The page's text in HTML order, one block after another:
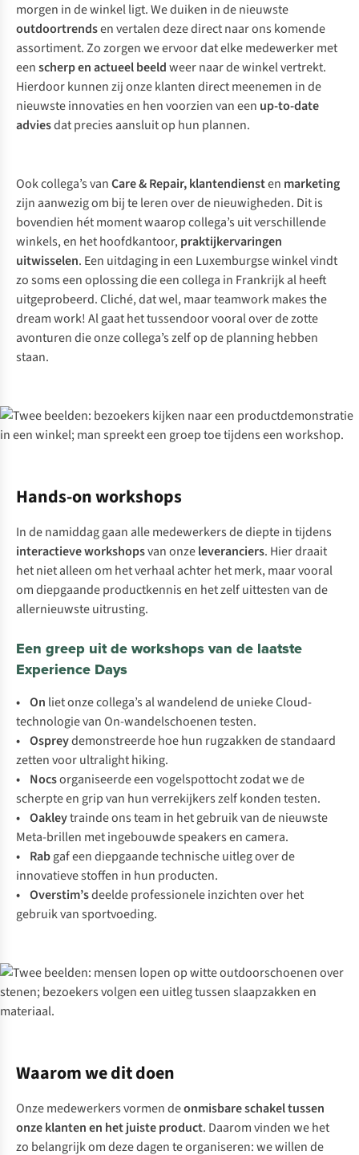
morgen in de winkel ligt. We duiken in de nieuwste
outdoortrendsen vertalen deze direct naar ons komende
assortiment. Zo zorgen we ervoor dat elke medewerker met
eenscherp en actueel beeldweer naar de winkel vertrekt.
Hierdoor kunnen zij onze klanten direct meenemen in de
nieuwste innovaties en hen voorzien van een up-to-date
adviesdat precies aansluit op hun plannen.
Ook collega’s vanCare & Repair, klantendiensten marketing
zijn aanwezig om bij te leren over de nieuwigheden. Dit is
bovendien hét moment waarop collega’s uit verschillende
winkels, en het hoofdkantoor,praktijkervaringen
uitwisselen. Een uitdaging in een Luxemburgse winkel vindt
zo soms een oplossing die een collega in Frankrijk al heeft
uitgeprobeerd. Cliché, dat wel, maarteamwork makes the
dream work!Al gaat het tussendoor vooral over de zotte
avonturen die onze collega’s zelf op de planning hebben
staan.
Hands-on workshops
In de namiddag gaan alle medewerkers de diepte in tijdens
interactieve workshopsvan onzeleveranciers. Hier draait
het niet alleen om het verhaal achter het merk, maar vooral
om diepgaande productkennis en het zelf uittesten van de
allernieuwste uitrusting.
Een greep uit de workshops van de laatste
Experience Days
• On liet onze collega’s al wandelend de unieke Cloud-
technologie van On-wandelschoenen testen.
• Ospreydemonstreerde hoe hun rugzakken de standaard
zetten voorultralight hiking.
• Nocsorganiseerde een vogelspottocht zodat we de
scherpte en grip van hun verrekijkers zelf konden testen.
• Oakleytrainde ons team in het gebruik van de nieuwste
Meta-brillen met ingebouwde speakers en camera.
• Rabgaf een diepgaande technische uitleg over de
innovatieve stoffen in hun producten.
• Overstim’sdeelde professionele inzichten over het
gebruik van sportvoeding.
Waarom we dit doen
Onze medewerkers vormen deonmisbare schakel tussen
onze klanten en het juiste product. Daarom vinden we het
zo belangrijk om deze dagen te organiseren: we willen de